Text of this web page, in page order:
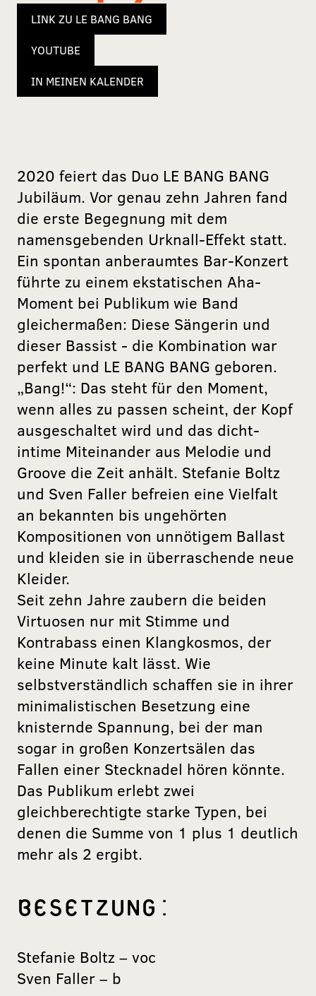
LINK ZU LE BANG BANG
YOUTUBE
IN MEINEN KALENDER
2020 feiert das Duo LE BANG BANG
Jubiläum. Vor genau zehn Jahren fand
die erste Begegnung mit dem
namensgebenden Urknall-Effekt statt.
Ein spontan anberaumtes Bar-Konzert
führte zu einem ekstatischen Aha-
Moment bei Publikum wie Band
gleichermaßen: Diese Sängerin und
dieser Bassist - die Kombination war
perfekt und LE BANG BANG geboren.
„Bang!“: Das steht für den Moment,
wenn alles zu passen scheint, der Kopf
ausgeschaltet wird und das dicht-
intime Miteinander aus Melodie und
Groove die Zeit anhält. Stefanie Boltz
und Sven Faller befreien eine Vielfalt
an bekannten bis ungehörten
Kompositionen von unnötigem Ballast
und kleiden sie in überraschende neue
Kleider.
Seit zehn Jahre zaubern die beiden
Virtuosen nur mit Stimme und
Kontrabass einen Klangkosmos, der
keine Minute kalt lässt. Wie
selbstverständlich schaffen sie in ihrer
minimalistischen Besetzung eine
knisternde Spannung, bei der man
sogar in großen Konzertsälen das
Fallen einer Stecknadel hören könnte.
Das Publikum erlebt zwei
gleichberechtigte starke Typen, bei
denen die Summe von 1 plus 1 deutlich
mehr als 2 ergibt.
BESETZUNG:
Stefanie Boltz – voc
Sven Faller – b